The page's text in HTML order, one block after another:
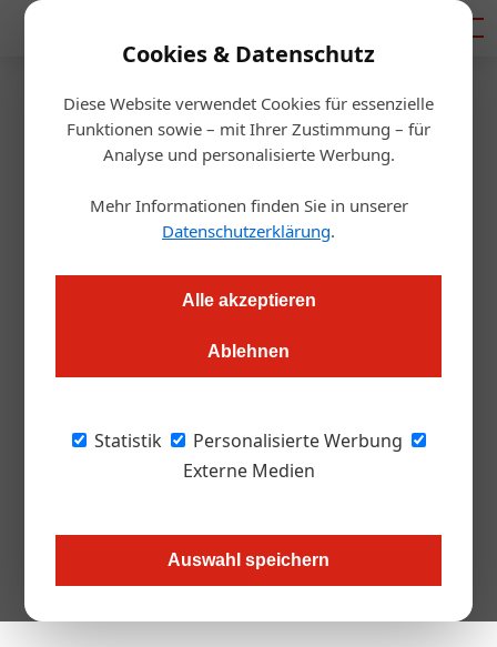
Cookies & Datenschutz
Diese Website verwendet Cookies für essenzielle
Funktionen sowie – mit Ihrer Zustimmung – für
Analyse und personalisierte Werbung.
Mehr Informationen finden Sie in unserer
Datenschutzerklärung.
Alle akzeptieren
Ablehnen
Statistik
Personalisierte Werbung
Externe Medien
Auswahl speichern
Artikel von Alexander
Tempelmayr
Alexander Tempelmayr
Keine Beiträge von diesem Autor.